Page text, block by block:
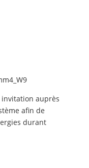
auprès
afin de
durant